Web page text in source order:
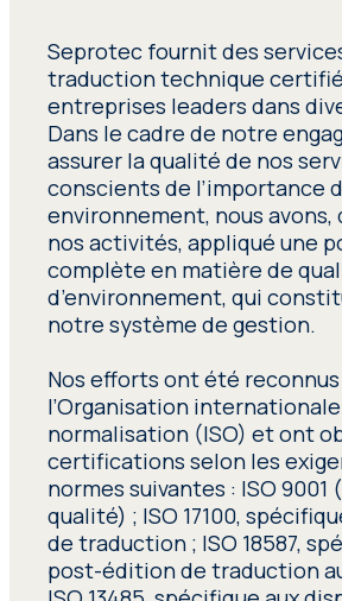
Seprotec fournit des
traduction technique
entreprises leaders dans
Dans le cadre de notre
assurer la qualité de nos
conscients de l’importance
environnement, nous avons,
nos activités, appliqué une
complète en matière de
d’environnement, qui
notre système de gestion.
Nos efforts ont été
l’Organisation
normalisation (ISO) et ont
certifications selon les
normes suivantes : ISO 9001
qualité) ; ISO 17100,
de traduction ; ISO 18587,
post-édition de traduction